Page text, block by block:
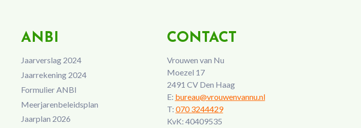
ANBI
Jaarverslag 2024
Jaarrekening 2024
Formulier ANBI
Meerjarenbeleidsplan
Jaarplan 2026
CONTACT
Vrouwen van Nu
Moezel 17
2491 CV Den Haag
E: bureau@vrouwenvannu.nl
T: 070 3244429
KvK: 40409535